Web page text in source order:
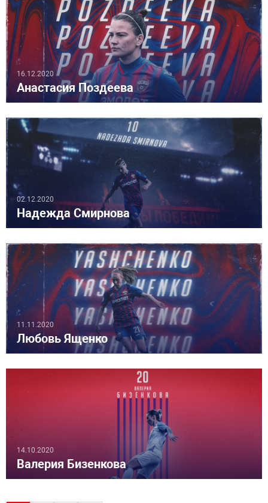
16.12.2020
Анастасия Поздеева
02.12.2020
Надежда Смирнова
11.11.2020
Любовь Ященко
14.10.2020
Валерия Бизенкова